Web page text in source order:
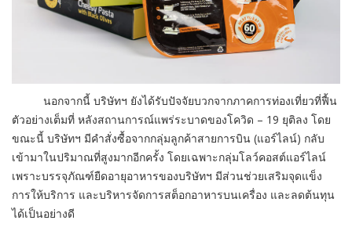
นอกจากนี้ บริษัทฯ ยังได้รับปัจจัยบวกจากภาคการท่องเที่ยวที่ฟื้น
ตัวอย่างเต็มที่ หลังสถานการณ์แพร่ระบาดของโควิด – 19 ยุติลง โดย
ขณะนี้ บริษัทฯ มีคำสั่งซื้อจากกลุ่มลูกค้าสายการบิน (แอร์ไลน์) กลับ
เข้ามาในปริมาณที่สูงมากอีกครั้ง โดยเฉพาะกลุ่มโลว์คอสต์แอร์ไลน์
เพราะบรรจุภัณฑ์ยืดอายุอาหารของบริษัทฯ มีส่วนช่วยเสริมจุดแข็ง
การให้บริการ และบริหารจัดการสต็อกอาหารบนเครื่อง และลดต้นทุน
ได้เป็นอย่างดี